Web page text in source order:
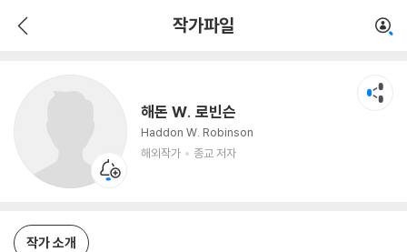
작가파일
해돈 W. 로빈슨
Haddon W. Robinson
해외작가
종교 저자
작가 소개